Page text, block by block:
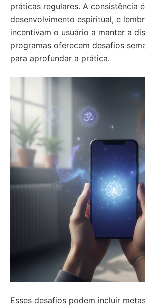
práticas regulares. A consistência
desenvolvimento espiritual, e
incentivam o usuário a manter a
programas oferecem desafios
para aprofundar a prática.
Esses desafios podem incluir